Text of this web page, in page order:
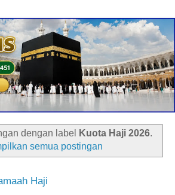
dengan label Kuota Haji 2026.
semua postingan
Haji